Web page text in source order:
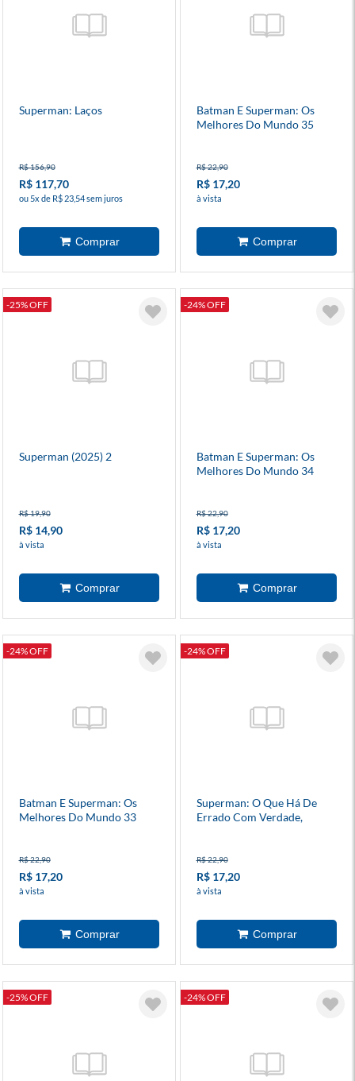
Superman: Laços
R$ 156,90
R$ 117,70
ou 5x de R$ 23,54 sem juros
Batman E Superman: Os
Melhores Do Mundo 35
R$ 22,90
R$ 17,20
à vista
-25% OFF
Superman (2025) 2
R$ 19,90
R$ 14,90
à vista
-24% OFF
Batman E Superman: Os
Melhores Do Mundo 34
R$ 22,90
R$ 17,20
à vista
-24% OFF
Batman E Superman: Os
Melhores Do Mundo 33
R$ 22,90
R$ 17,20
à vista
-24% OFF
Superman: O Que Há De
Errado Com Verdade,
R$ 22,90
R$ 17,20
à vista
-25% OFF -24% OFF